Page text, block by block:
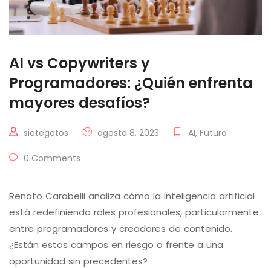
AI vs Copywriters y
Programadores: ¿Quién enfrenta
mayores desafíos?
sietegatos agosto 8, 2023 AI, Futuro
0 Comments
Renato Carabelli analiza cómo la inteligencia artificial
está redefiniendo roles profesionales, particularmente
entre programadores y creadores de contenido.
¿Están estos campos en riesgo o frente a una
oportunidad sin precedentes?